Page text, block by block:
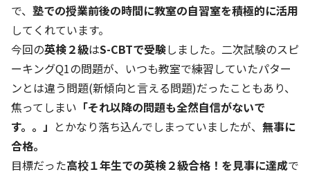
で、 塾での授業前後の時間に教室の自習室を積極的に活用
してくれています。
今回の英検２級はS-CBTで受験しました。二次試験のスピ
ーキングQ1の問題が、いつも教室で練習していたパター
ンとは違う問題(新傾向と言える問題)だったこともあり、
焦ってしまい 「それ以降の問題も全然自信がないで
す。。」 とかなり落ち込んでしまっていましたが、 無事に
合格。
目標だった高校１年生での英検２級合格！を見事に達成で